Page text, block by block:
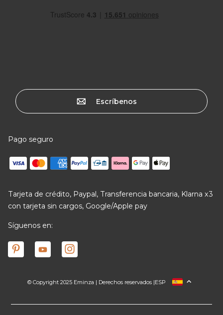
Escríbenos
Pago seguro
Tarjeta de crédito, Paypal, Transferencia bancaria, Klarna x3
con tarjeta sin cargos, Google/Apple pay
Síguenos en:
© Copyright 2025 Eminza | Derechos reservados |
FRANCIAESP